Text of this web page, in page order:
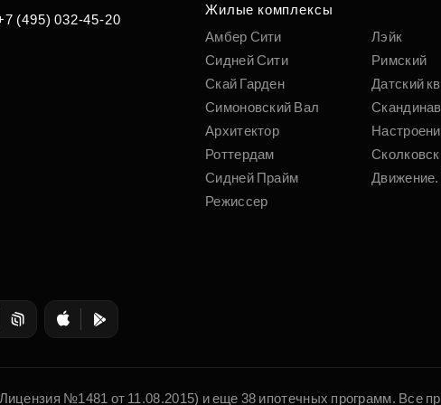
(495) 032-45-20
Жилые комплексы
Амбер Сити
Сидней Сити
Скай Гарден
Симоновский Вал
Архитектор
Роттердам
Сидней Прайм
Режиссер
Лэйк
Римский
Датский
Движение.
№1481 от 11.08.2015) и еще 38 ипотечных программ. Все